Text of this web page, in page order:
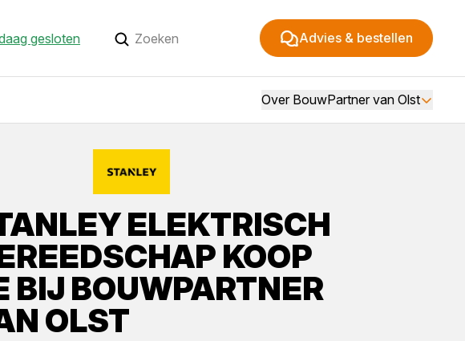
gesloten Advies & bestellen
Over BouwPartner van Olst
ELEKTRISCH
KOOP
BIJ BOUWPARTNER
OLST